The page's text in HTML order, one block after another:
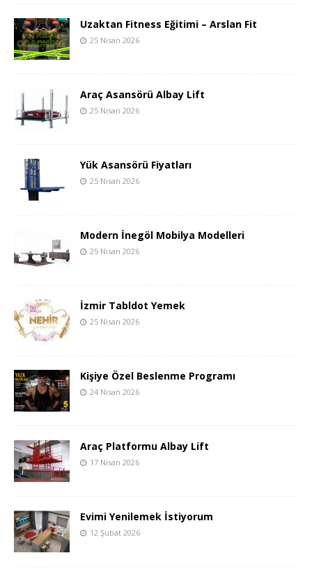
Uzaktan Fitness Eğitimi – Arslan Fit
25 Nisan 2026
Araç Asansörü Albay Lift
25 Nisan 2026
Yük Asansörü Fiyatları
25 Nisan 2026
Modern İnegöl Mobilya Modelleri
25 Nisan 2026
İzmir Tabldot Yemek
25 Nisan 2026
Kişiye Özel Beslenme Programı
24 Nisan 2026
Araç Platformu Albay Lift
17 Nisan 2026
Evimi Yenilemek İstiyorum
12 Şubat 2026